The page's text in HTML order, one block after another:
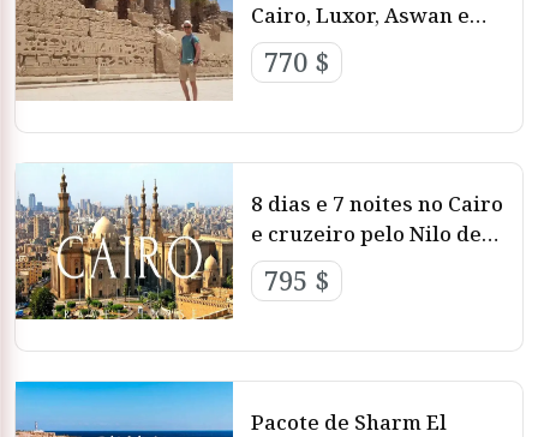
Cairo, Luxor, Aswan e
Alexandria
770 $
8 dias e 7 noites no Cairo
e cruzeiro pelo Nilo de
trem
795 $
Pacote de Sharm El